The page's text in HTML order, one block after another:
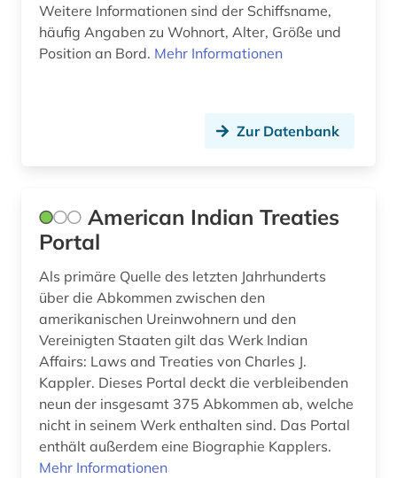
Weitere Informationen sind der Schiffsname,
häufig Angaben zu Wohnort, Alter, Größe und
Position an Bord. Mehr Informationen
Zur Datenbank
American Indian Treaties
Portal
Als primäre Quelle des letzten Jahrhunderts
über die Abkommen zwischen den
amerikanischen Ureinwohnern und den
Vereinigten Staaten gilt das Werk Indian
Affairs: Laws and Treaties von Charles J.
Kappler. Dieses Portal deckt die verbleibenden
neun der insgesamt 375 Abkommen ab, welche
nicht in seinem Werk enthalten sind. Das Portal
enthält außerdem eine Biographie Kapplers.
Mehr Informationen